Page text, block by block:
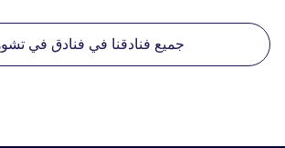
جميع فنادقنا في فنادق في